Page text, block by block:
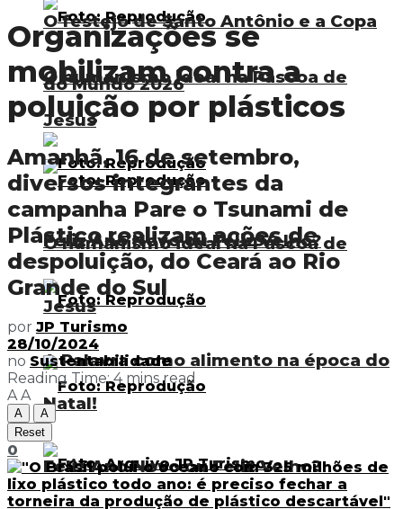
O humanismo ideal na Páscoa de
Jesus
Feliz Ano Novo ou Feliz Velho?
A Palavra como alimento na época do
Natal!
O festejo de Santo Antônio e a Copa
do Mundo 2026
O humanismo ideal na Páscoa de
Jesus
Feliz Ano Novo ou Feliz Velho?
Organizações se
mobilizam contra a
poluição por plásticos
Amanhã, 16 de setembro,
diversos integrantes da
campanha Pare o Tsunami de
Plástico realizam ações de
despoluição, do Ceará ao Rio
Grande do Sul
por JP Turismo
28/10/2024
no Sustentabilidade
Reading Time: 4 mins read
A A
A
A
Reset
0